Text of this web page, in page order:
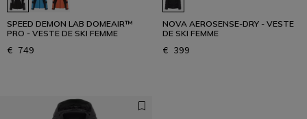
SPEED DEMON LAB DOMEAIR™
PRO - VESTE DE SKI FEMME
€ 749
NOVA AEROSENSE-DRY - VESTE
DE SKI FEMME
€ 399